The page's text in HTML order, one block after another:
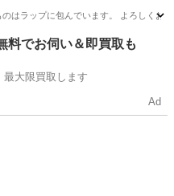
はラップに包んでいます。 よろしくお
料でお伺い＆即買取も
大限買取します
Ad